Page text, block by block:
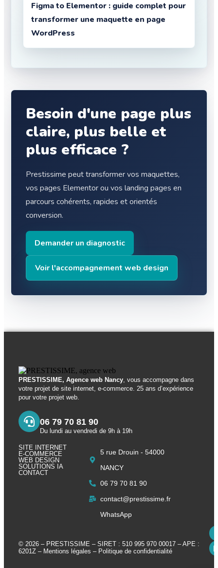
Figma to Elementor : guide complet pour
transformer une maquette en page
WordPress
Besoin d'une page plus
claire, plus belle et
plus efficace ?
Prestissime peut transformer vos maquettes,
vos pages Elementor ou vos landing pages en
parcours cohérents, rapides et orientés
conversion.
Demander un diagnostic
Voir l'accompagnement web design
PRESTISSIME, Agence web Nancy, vous accompagne dans
votre projet de site internet, e-commerce. 25 ans d’expérience
pour votre projet web.
06 79 70 81 90
Du lundi au vendredi de 9h à 19h
SITE INTERNET
E-COMMERCE
WEB DESIGN
SOLUTIONS IA
CONTACT
5 rue Drouin - 54000
NANCY
06 79 70 81 90
contact@prestissime.fr
WhatsApp
© 2026 – PRESTISSIME – SIRET : 510 995 970 00017 – APE :
6201Z – Mentions légales – Politique de confidentialité